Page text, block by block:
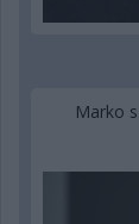
Marko